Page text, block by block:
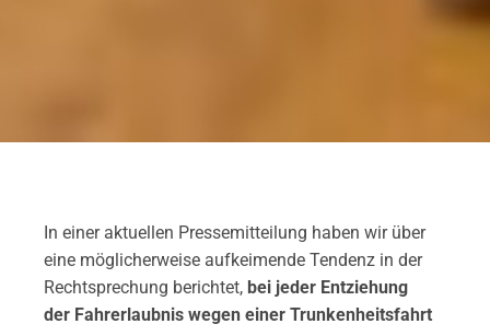
In einer aktuellen Pressemitteilung haben wir über
eine möglicherweise aufkeimende Tendenz in der
Rechtsprechung berichtet, bei jeder Entziehung
der Fahrerlaubnis wegen einer Trunkenheitsfahrt